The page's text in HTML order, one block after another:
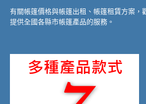
有關帳篷價格與帳篷出租、帳篷租賃方案，
提供全國各縣市帳篷產品的服務。